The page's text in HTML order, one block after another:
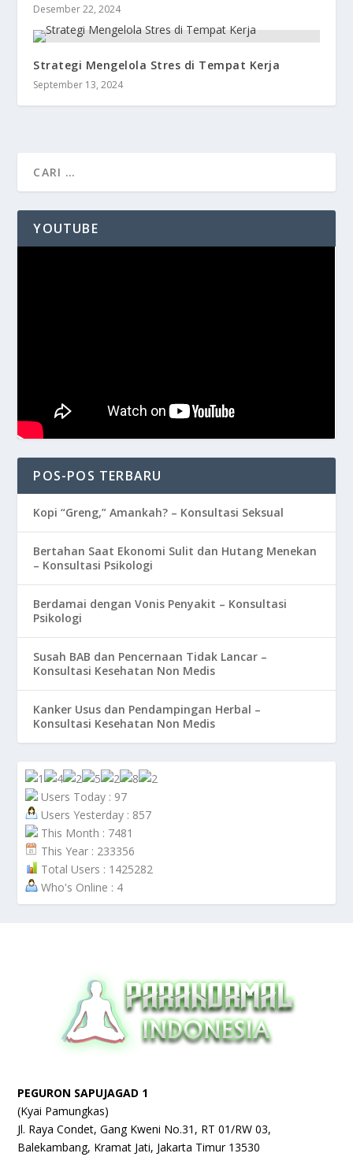
Desember 22, 2024
Strategi Mengelola Stres di Tempat Kerja
September 13, 2024
YOUTUBE
POS-POS TERBARU
Kopi “Greng,” Amankah? – Konsultasi Seksual
Bertahan Saat Ekonomi Sulit dan Hutang Menekan
– Konsultasi Psikologi
Berdamai dengan Vonis Penyakit – Konsultasi
Psikologi
Susah BAB dan Pencernaan Tidak Lancar –
Konsultasi Kesehatan Non Medis
Kanker Usus dan Pendampingan Herbal –
Konsultasi Kesehatan Non Medis
Users Today : 97
Users Yesterday : 857
This Month : 7481
This Year : 233356
Total Users : 1425282
Who's Online : 4
PEGURON SAPUJAGAD 1
(Kyai Pamungkas)
Jl. Raya Condet, Gang Kweni No.31, RT 01/RW 03,
Balekambang, Kramat Jati, Jakarta Timur 13530